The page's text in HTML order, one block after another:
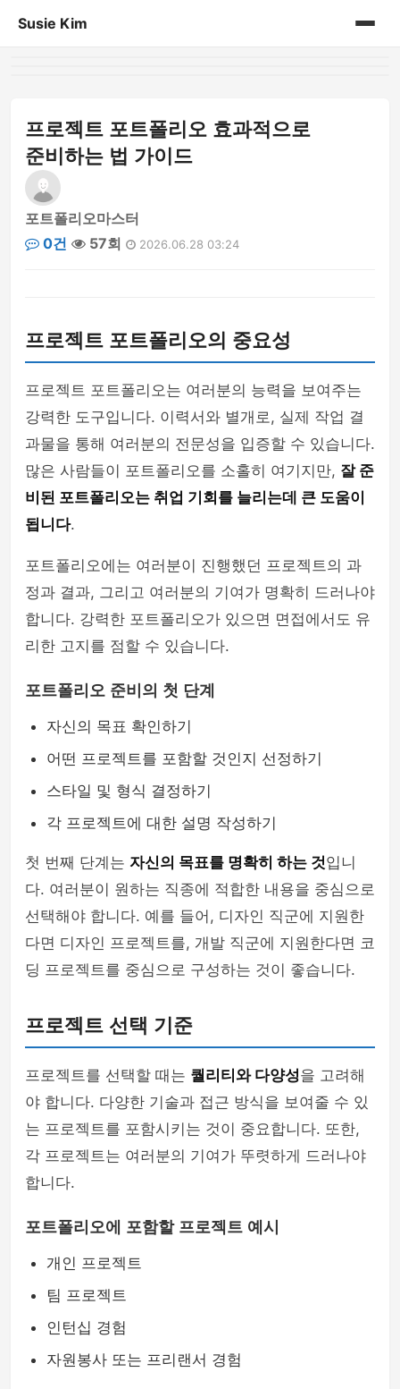
Susie Kim
프로젝트 포트폴리오 효과적으로
준비하는 법 가이드
포트폴리오마스터
0건
57회 2026.06.28 03:24
프로젝트 포트폴리오의 중요성
프로젝트 포트폴리오는 여러분의 능력을 보여주는
강력한 도구입니다. 이력서와 별개로, 실제 작업 결
과물을 통해 여러분의 전문성을 입증할 수 있습니다.
많은 사람들이 포트폴리오를 소홀히 여기지만, 잘 준
비된 포트폴리오는 취업 기회를 늘리는데 큰 도움이
됩니다.
포트폴리오에는 여러분이 진행했던 프로젝트의 과
정과 결과, 그리고 여러분의 기여가 명확히 드러나야
합니다. 강력한 포트폴리오가 있으면 면접에서도 유
리한 고지를 점할 수 있습니다.
포트폴리오 준비의 첫 단계
자신의 목표 확인하기
어떤 프로젝트를 포함할 것인지 선정하기
스타일 및 형식 결정하기
각 프로젝트에 대한 설명 작성하기
첫 번째 단계는 자신의 목표를 명확히 하는 것입니
다. 여러분이 원하는 직종에 적합한 내용을 중심으로
선택해야 합니다. 예를 들어, 디자인 직군에 지원한
다면 디자인 프로젝트를, 개발 직군에 지원한다면 코
딩 프로젝트를 중심으로 구성하는 것이 좋습니다.
프로젝트 선택 기준
프로젝트를 선택할 때는 퀄리티와 다양성을 고려해
야 합니다. 다양한 기술과 접근 방식을 보여줄 수 있
는 프로젝트를 포함시키는 것이 중요합니다. 또한,
각 프로젝트는 여러분의 기여가 뚜렷하게 드러나야
합니다.
포트폴리오에 포함할 프로젝트 예시
개인 프로젝트
팀 프로젝트
인턴십 경험
자원봉사 또는 프리랜서 경험